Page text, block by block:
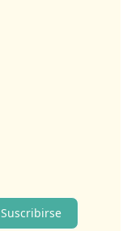
Suscribirse